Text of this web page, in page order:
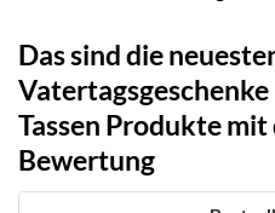
Das sind die
Tassen Produkte mit
Bewertung